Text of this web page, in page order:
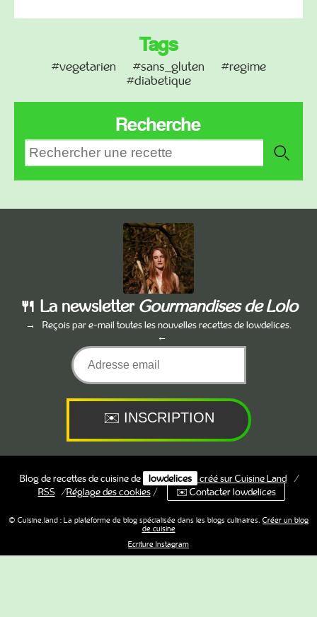
Tags
#vegetarien #sans_gluten
#regime
#diabetique
Recherche
🍴 La newsletter Gourmandises de Lolo
Reçois par e-mail toutes les nouvelles recettes de lowdelices.
Blog de recettes de cuisine de lowdelices créé surCuisineLand
⁄
RSS
⁄Réglage des cookies/ ✉️ Contacter lowdelices
© Cuisine.land : La plateforme de blog spécialisée dans les blogs culinaires. Créer un blog
de cuisine
Ecriture Instagram